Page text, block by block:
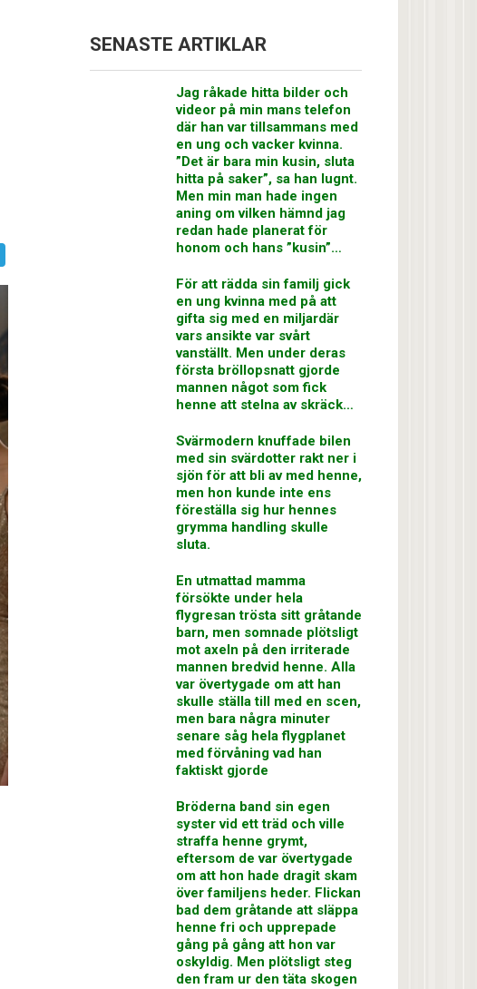
SENASTE ARTIKLAR
Jag råkade hitta bilder och
videor på min mans telefon
där han var tillsammans med
en ung och vacker kvinna.
”Det är bara min kusin, sluta
hitta på saker”, sa han lugnt.
Men min man hade ingen
aning om vilken hämnd jag
redan hade planerat för
honom och hans ”kusin”…
För att rädda sin familj gick
en ung kvinna med på att
gifta sig med en miljardär
vars ansikte var svårt
vanställt. Men under deras
första bröllopsnatt gjorde
mannen något som fick
henne att stelna av skräck…
Svärmodern knuffade bilen
med sin svärdotter rakt ner i
sjön för att bli av med henne,
men hon kunde inte ens
föreställa sig hur hennes
grymma handling skulle
sluta.
En utmattad mamma
försökte under hela
flygresan trösta sitt gråtande
barn, men somnade plötsligt
mot axeln på den irriterade
mannen bredvid henne. Alla
var övertygade om att han
skulle ställa till med en scen,
men bara några minuter
senare såg hela flygplanet
med förvåning vad han
faktiskt gjorde
Bröderna band sin egen
syster vid ett träd och ville
straffa henne grymt,
eftersom de var övertygade
om att hon hade dragit skam
över familjens heder. Flickan
bad dem gråtande att släppa
henne fri och upprepade
gång på gång att hon var
oskyldig. Men plötsligt steg
den fram ur den täta skogen